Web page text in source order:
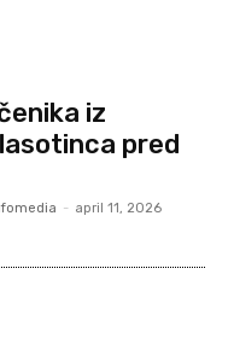
iz
pred
- april 11, 2026